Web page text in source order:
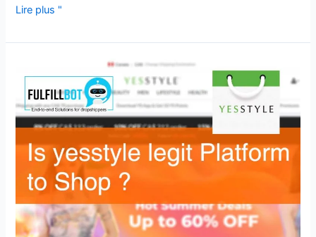
Lire plus "
une
légitime
faire
du
shopping